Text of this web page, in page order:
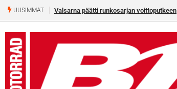
UUSIMMAT Valsarna päätti runkosarjan voittoputkeen